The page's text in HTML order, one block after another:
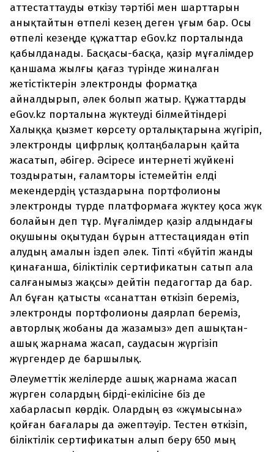
аттестаттауды өткізу тәртібі мен шарттарын
анықтайтын өтпелі кезең деген ұғым бар. Осы
өтпелі кезеңде құжаттар eGov.kz порталында
қабылданады. Басқасы-басқа, қазір мұғалімдер
қаншама жылғы қағаз түрінде жиналған
жетістіктерін электронды форматқа
айналдырып, әлек болып жатыр. Құжаттарды
eGov.kz порталына жүктеуді білмейтіндері
Халыққа қызмет көрсету орталықтарына жүгіріп,
электронды цифрлық қолтаңбаларын қайта
жасатып, әбігер. Әсіресе интернеті жүйкені
тоздыратын, ғаламторы істемейтін елді
мекендердің ұстаздарына портфолионы
электронды түрде платформаға жүктеу қоса жүк
болайын деп тұр. Мұғалімдер қазір алдындағы
оқушыны оқытудан бұрын аттестациядан өтіп
алудың амалын іздеп әлек. Тіпті «бүйтіп жанды
қинағанша, біліктілік сертификатын сатып ала
салғанымыз жақсы» дейтін педагогтар да бар.
Ал бұған қатысты «санаттан өткізіп береміз,
электронды портфолионы даярлап береміз,
авторлық жобаны да жазамыз» деп ашықтан-
ашық жарнама жасап, саудасын жүргізіп
жүргендер де баршылық.
Әлеуметтік желілерде ашық жарнама жасап
жүрген солардың бірді-екілісіне біз де
хабарласып көрдік. Олардың өз «жұмысына»
қойған бағалары да әжептәуір. Тестен өткізіп,
біліктілік сертификатын алып беру 650 мың